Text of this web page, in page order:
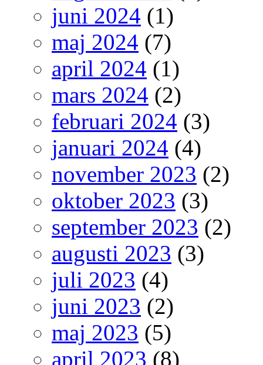
juni 2024 (1)
maj 2024 (7)
april 2024 (1)
mars 2024 (2)
februari 2024 (3)
januari 2024 (4)
november 2023 (2)
oktober 2023 (3)
september 2023 (2)
augusti 2023 (3)
juli 2023 (4)
juni 2023 (2)
maj 2023 (5)
april 2023 (8)